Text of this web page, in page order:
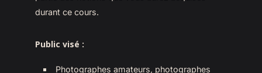
durant ce cours.
Public visé :
Photographes amateurs, photographes